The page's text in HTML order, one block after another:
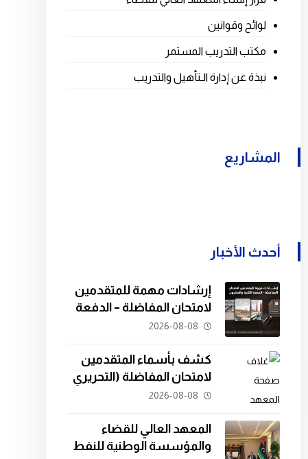
لوائح وقوانين
مكتب التدريب المستمر
نبذة عن إدارة الـتأهيل والتدريب
المشاريع
أحدث الأخبار
إرشادات مهمة للمتقدمين
لامتحان المفاضلة – الدفعة
الثانية والعشرون.
2026-08-08
كشف بأسماء المتقدمين
لامتحان المفاضلة (التحريري
) بالمعهد العالي للقضاء،
(22)
2026-08-08
المعهد العالي للقضاء
والمؤسسة الوطنية للنفط